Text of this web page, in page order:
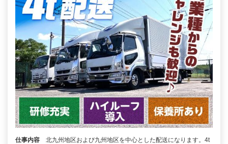
仕事内容
北九州地区および九州地区を中心とした配送になります。4t